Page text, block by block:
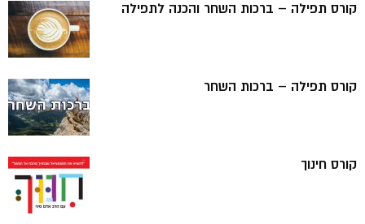
קורס תפילה – ברכות השחר והכנה לתפילה
קורס תפילה – ברכות השחר
קורס חינוך